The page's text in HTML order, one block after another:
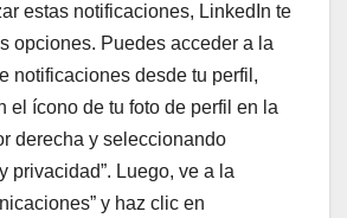
estas notificaciones, LinkedIn te
opciones. Puedes acceder a la
notificaciones desde tu perfil,
el ícono de tu foto de perfil en la
derecha y seleccionando
privacidad”. Luego, ve a la
y haz clic en